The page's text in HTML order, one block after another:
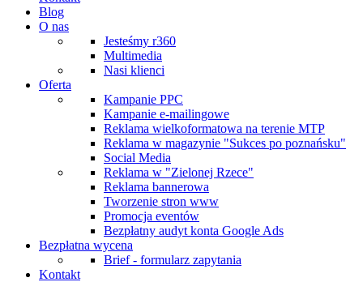
Blog
O nas
Jesteśmy r360
Multimedia
Nasi klienci
Oferta
Kampanie PPC
Kampanie e-mailingowe
Reklama wielkoformatowa na terenie MTP
Reklama w magazynie "Sukces po poznańsku"
Social Media
Reklama w "Zielonej Rzece"
Reklama bannerowa
Tworzenie stron www
Promocja eventów
Bezpłatny audyt konta Google Ads
Bezpłatna wycena
Brief - formularz zapytania
Kontakt